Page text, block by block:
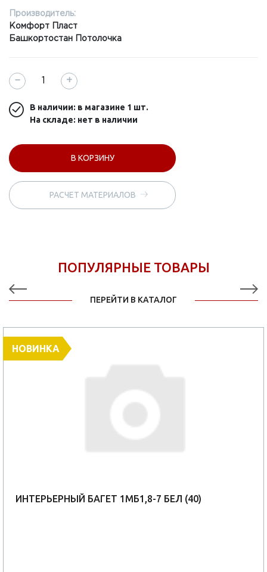
Производитель:
Комфорт Пласт
Башкортостан Потолочка
− +
В наличии: в магазине 1 шт.
На складе: нет в наличии
В КОРЗИНУ
РАСЧЕТ МАТЕРИАЛОВ
ПОПУЛЯРНЫЕ ТОВАРЫ
ПЕРЕЙТИ В КАТАЛОГ
НОВИНКА
ИНТЕРЬЕРНЫЙ БАГЕТ 1МБ1,8-7 БЕЛ (40)